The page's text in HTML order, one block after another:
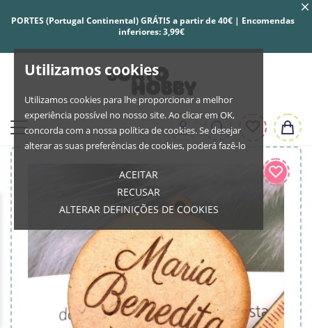
Utilizamos cookies
Utilizamos cookies para lhe proporcionar a melhor
experiência possível no nosso site. Ao clicar em OK,
concorda com a nossa política de cookies. Se desejar
alterar as suas preferências de cookies, poderá fazê-lo
ACEITAR
RECUSAR
ALTERAR DEFINIÇÕES DE COOKIES
PORTES (Portugal Continental) GRÁTIS a partir de 40€ | Encomendas
inferiores: 3,99€